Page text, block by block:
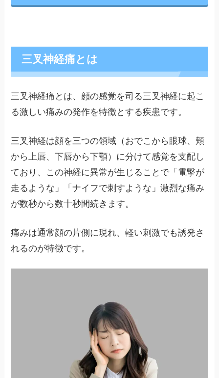
三叉神経痛とは
三叉神経痛とは、顔の感覚を司る三叉神経に起こ
る激しい痛みの発作を特徴とする疾患です。
三叉神経は顔を三つの領域（おでこから眼球、頬
から上唇、下唇から下顎）に分けて感覚を支配し
ており、この神経に異常が生じることで「電撃が
走るような」「ナイフで刺すような」激烈な痛み
が数秒から数十秒間続きます。
痛みは通常顔の片側に現れ、軽い刺激でも誘発さ
れるのが特徴です。